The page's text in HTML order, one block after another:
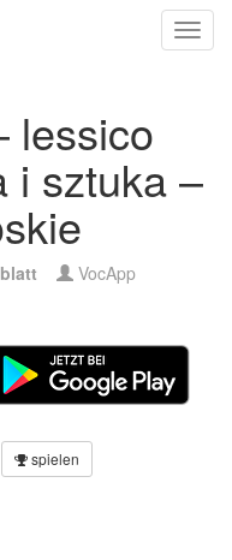
lessico
i sztuka –
VocApp
spielen